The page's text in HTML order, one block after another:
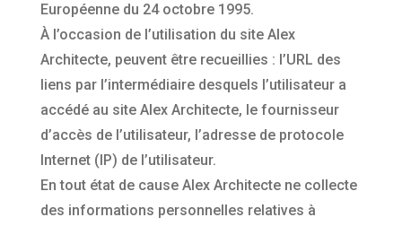
Européenne du 24 octobre 1995.
À l’occasion de l’utilisation du site Alex
Architecte, peuvent être recueillies : l’URL des
liens par l’intermédiaire desquels l’utilisateur a
accédé au site Alex Architecte, le fournisseur
d’accès de l’utilisateur, l’adresse de protocole
Internet (IP) de l’utilisateur.
En tout état de cause Alex Architecte ne collecte
des informations personnelles relatives à